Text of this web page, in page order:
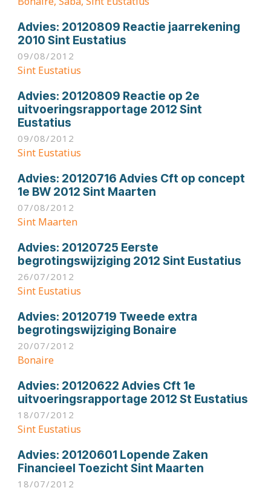
Advies: 20120809 Reactie jaarrekening
2010 Sint Eustatius
09/08/2012
Sint Eustatius
Advies: 20120809 Reactie op 2e
uitvoeringsrapportage 2012 Sint
Eustatius
09/08/2012
Sint Eustatius
Advies: 20120716 Advies Cft op concept
1e BW 2012 Sint Maarten
07/08/2012
Sint Maarten
Advies: 20120725 Eerste
begrotingswijziging 2012 Sint Eustatius
26/07/2012
Sint Eustatius
Advies: 20120719 Tweede extra
begrotingswijziging Bonaire
20/07/2012
Bonaire
Advies: 20120622 Advies Cft 1e
uitvoeringsrapportage 2012 St Eustatius
18/07/2012
Sint Eustatius
Advies: 20120601 Lopende Zaken
Financieel Toezicht Sint Maarten
18/07/2012